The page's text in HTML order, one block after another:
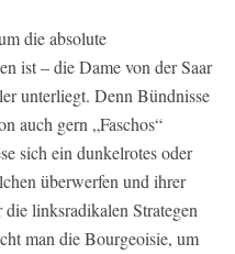
die absolute
ist – die Dame von der Saar
unterliegt. Denn Bündnisse
auch gern „Faschos“
sich ein dunkelrotes oder
überwerfen und ihrer
linksradikalen Strategen
man die Bourgeoisie, um